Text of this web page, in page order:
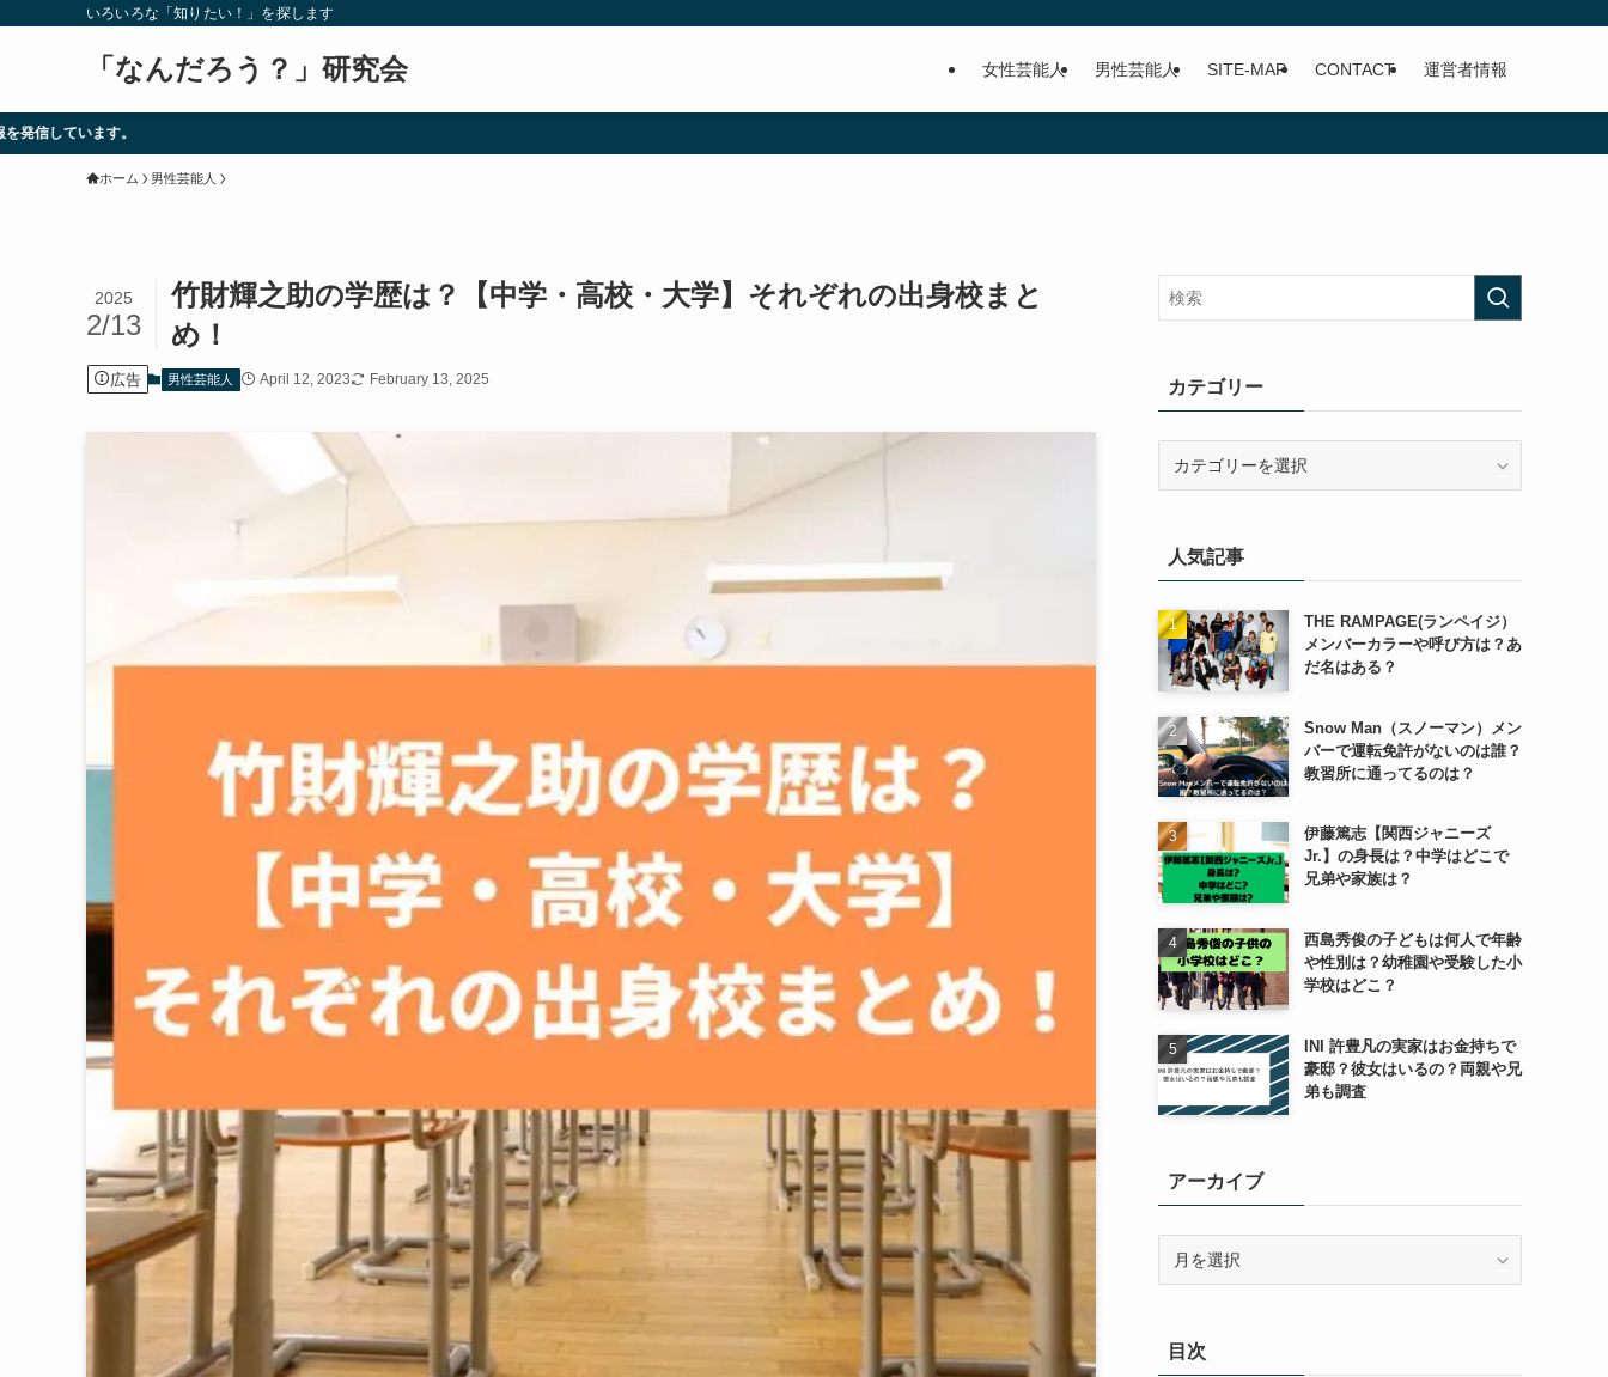
いろいろな「知りたい！」を探します
「なんだろう？」研究会 女性芸能人 男性芸能人 SITE-MAP CONTACT 運営者情報
ホーム 男性芸能人
竹財輝之助の学歴は？【中学・高校・大学】それぞれの出身校まと
め！
2025
2/13
広告 男性芸能人 April 12, 2023 February 13, 2025 カテゴリー
ー人気記事
THE RAMPAGE(ランペイジ）
メンバーカラーや呼び方は？あ
だ名はある？
Snow Man（スノーマン）メン
バーで運転免許がないのは誰？
教習所に通ってるのは？
伊藤篤志【関西ジャニーズ
Jr.】の身長は？中学はどこで
兄弟や家族は？
西島秀俊の子どもは何人で年齢
や性別は？幼稚園や受験した小
学校はどこ？
INI 許豊凡の実家はお金持ちで
豪邸？彼女はいるの？両親や兄
弟も調査
アーカイブ
ブ目次